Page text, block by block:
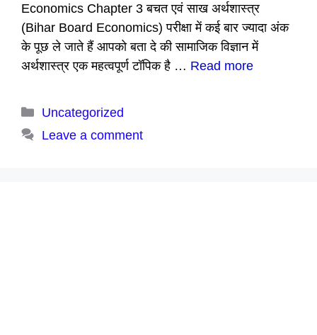
Economics Chapter 3 बचत एवं साख अर्थशास्त्र
(Bihar Board Economics) परीक्षा में कई बार ज्यादा अंक
के पूछ ले जाते हैं आपको बता दे की सामाजिक विज्ञान में
अर्थशास्त्र एक महत्वपूर्ण टॉपिक है … Read more
Categories
Uncategorized
Leave a comment